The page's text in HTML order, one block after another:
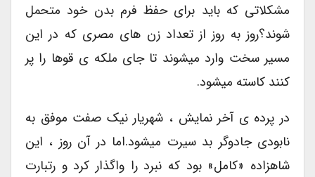
مشکلاتی که باید برای حفظ فرم بدن خود متحمل
شوند؟روز به روز از تعداد زن های مصری که در این
مسیر سخت وارد میشوند تا جای ملکه ی قوها را پر
کنند کاسته میشود.
در پرده ی آخر نمایش ، شهریار نیک صفت موفق به
نابودی جادوگر بد سیرت میشود.اما در آن روز ، این
شاهزاده «کامل» بود که نبرد را واگذار کرد و رتبارت